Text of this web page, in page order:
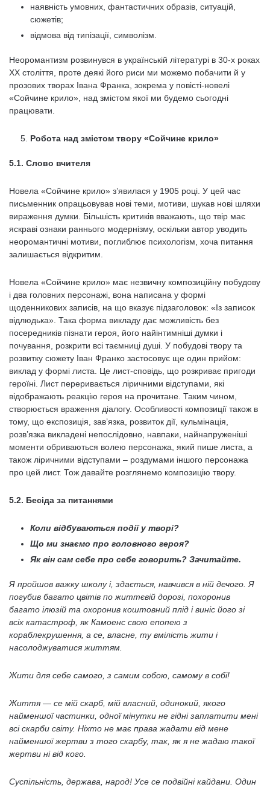
наявність умовних, фантастичних образів, ситуацій,
сюжетів;
відмова від типізації, символізм.
Неоромантизм розвинувся в українській літературі в 30-х роках
ХХ століття, проте деякі його риси ми можемо побачити й у
прозових творах Івана Франка, зокрема у повісті-новелі
«Сойчине крило», над змістом якої ми будемо сьогодні
працювати.
Робота над змістом твору «Сойчине крило»
5.1. Слово вчителя
Новела «Сойчине крило» з’явилася у 1905 році. У цей час
письменник опрацьовував нові теми, мотиви, шукав нові шляхи
вираження думки. Більшість критиків вважають, що твір має
яскраві ознаки раннього модернізму, оскільки автор уводить
неоромантичні мотиви, поглиблює психологізм, хоча питання
залишається відкритим.
Новела «Сойчине крило» має незвичну композиційну побудову
і два головних персонажі, вона написана у формі
щоденникових записів, на що вказує підзаголовок: «Із записок
відлюдька». Така форма викладу дає можливість без
посередників пізнати героя, його найінтимніші думки і
почування, розкрити всі таємниці душі. У побудові твору та
розвитку сюжету Іван Франко застосовує ще один прийом:
виклад у формі листа. Це лист-сповідь, що розкриває пригоди
героїні. Лист переривається ліричними відступами, які
відображають реакцію героя на прочитане. Таким чином,
створюється враження діалогу. Особливості композиції також в
тому, що експозиція, зав’язка, розвиток дії, кульмінація,
розв’язка викладені непослідовно, навпаки, найнапруженіші
моменти обриваються волею персонажа, який пише листа, а
також ліричними відступами – роздумами іншого персонажа
про цей лист. Тож давайте розглянемо композицію твору.
5.2. Бесіда за питаннями
Коли відбуваються події у творі?
Що ми знаємо про головного героя?
Як він сам себе про себе говорить? Зачитайте.
Я пройшов важку школу і, здається, навчився в ній дечого. Я
погубив багато цвітів по життєвій дорозі, похоронив
багато ілюзій та охоронив коштовний плід і виніс його зі
всіх катастроф, як Камоенс свою епопею з
кораблекрушення, а се, власне, ту вмілість жити і
насолоджуватися життям.
Жити для себе самого, з самим собою, самому в собі!
Життя — се мій скарб, мій власний, одинокий, якого
найменшої частинки, одної мінутки не гідні заплатити мені
всі скарби світу. Ніхто не має права жадати від мене
найменшої жертви з того скарбу, так, як я не жадаю такої
жертви ні від кого.
Суспільність, держава, народ! Усе се подвійні кайдани. Один